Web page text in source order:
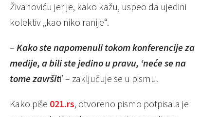
Živanoviću jer je, kako kažu, uspeo da ujedini
kolektiv „kao niko ranije“.
– Kako ste napomenuli tokom konferencije za
medije, a bili ste jedino u pravu, ‘neće se na
tome završiti’ – zaključuje se u pismu.
Kako piše 021.rs, otvoreno pismo potpisala je